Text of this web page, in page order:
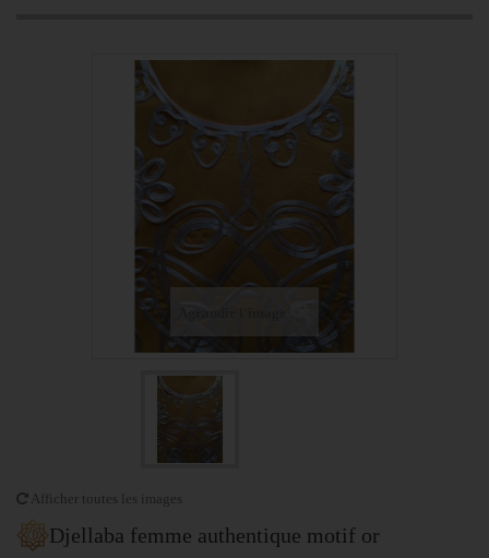
Afficher toutes les images
Djellaba femme authentique motif or